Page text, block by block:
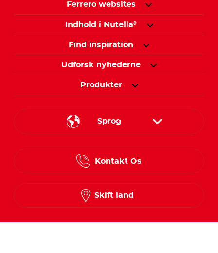
Ferrero websites
Indhold i Nutella®
Find inspiration
Udforsk nyhederne
Produkter
Sprog
Norwegian
Kontakt Os
Skift land